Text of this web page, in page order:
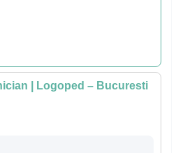
| Logoped – Bucuresti